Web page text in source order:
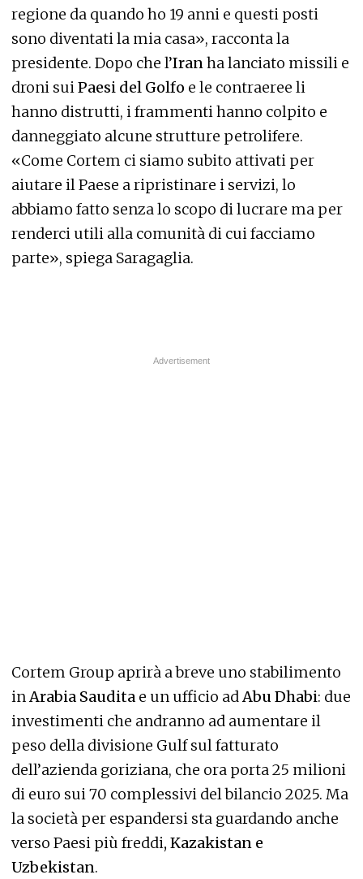
regione da quando ho 19 anni e questi posti
sono diventati la mia casa», racconta la
presidente. Dopo che l’Iran ha lanciato missili e
droni sui Paesi del Golfo e le contraeree li
hanno distrutti, i frammenti hanno colpito e
danneggiato alcune strutture petrolifere.
«Come Cortem ci siamo subito attivati per
aiutare il Paese a ripristinare i servizi, lo
abbiamo fatto senza lo scopo di lucrare ma per
renderci utili alla comunità di cui facciamo
parte», spiega Saragaglia.
Cortem Group aprirà a breve uno stabilimento
in Arabia Saudita e un ufficio ad Abu Dhabi: due
investimenti che andranno ad aumentare il
peso della divisione Gulf sul fatturato
dell’azienda goriziana, che ora porta 25 milioni
di euro sui 70 complessivi del bilancio 2025. Ma
la società per espandersi sta guardando anche
verso Paesi più freddi, Kazakistan e
Uzbekistan.